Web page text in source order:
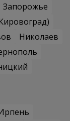
Запорожье
Николаев